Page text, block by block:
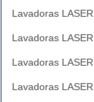
Lavadoras LASER
Lavadoras LASER
Lavadoras LASER
Lavadoras LASER